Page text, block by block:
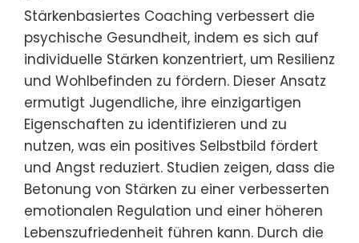
Stärkenbasiertes Coaching verbessert die
psychische Gesundheit, indem es sich auf
individuelle Stärken konzentriert, um Resilienz
und Wohlbefinden zu fördern. Dieser Ansatz
ermutigt Jugendliche, ihre einzigartigen
Eigenschaften zu identifizieren und zu
nutzen, was ein positives Selbstbild fördert
und Angst reduziert. Studien zeigen, dass die
Betonung von Stärken zu einer verbesserten
emotionalen Regulation und einer höheren
Lebenszufriedenheit führen kann. Durch die